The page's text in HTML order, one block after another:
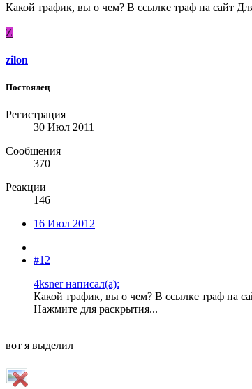
Какой трафик, вы о чем? В ссылке траф на сайт
Z
zilon
Постоялец
Регистрация
30 Июл 2011
Сообщения
370
Реакции
146
16 Июл 2012
#12
4ksner написал(а):
Какой трафик, вы о чем? В ссылке траф на
Нажмите для раскрытия...
вот я выделил